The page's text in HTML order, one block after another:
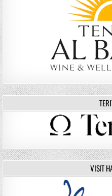
VISIT